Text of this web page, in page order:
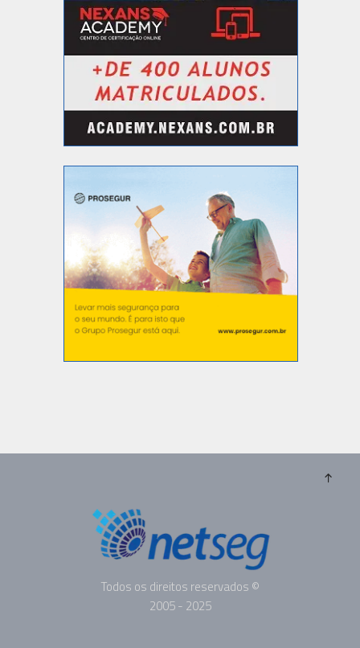
Todos os direitos reservados ©
2005 - 2025